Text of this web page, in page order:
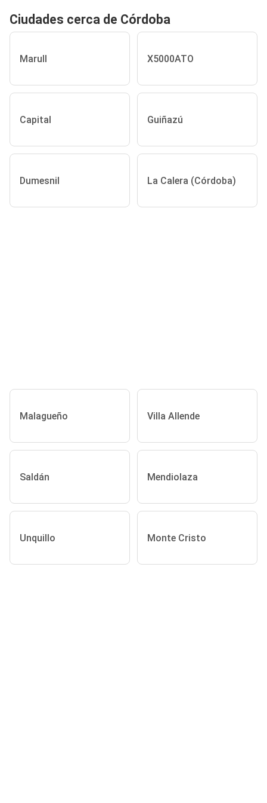
Ciudades cerca de Córdoba
Marull X5000ATO
Capital Guiñazú
Dumesnil La Calera (Córdoba)
Malagueño Villa Allende
Saldán Mendiolaza
Unquillo Monte Cristo